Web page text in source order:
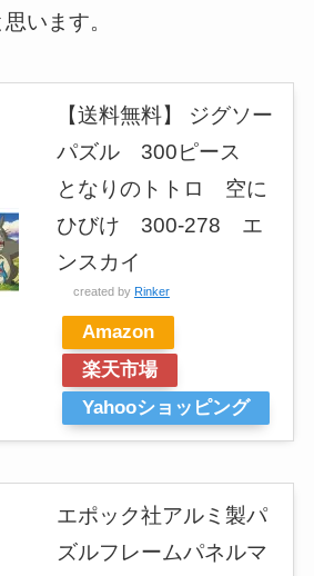
います。
【送料無料】 ジグソー
パズル 300ピース
となりのトトロ 空に
ひびけ 300-278 エ
ンスカイ
created by Rinker
Amazon
楽天市場
Yahooショッピング
エポック社アルミ製パ
ズルフレームパネルマ